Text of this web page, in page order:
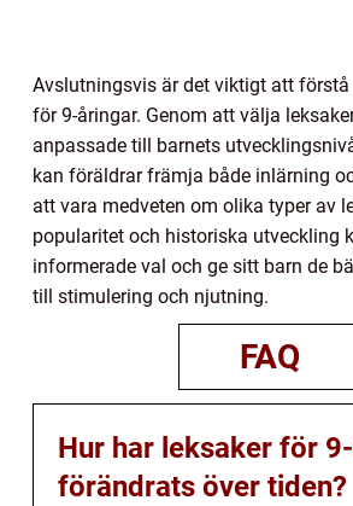
Avslutningsvis är det viktigt att förstå
för 9-åringar. Genom att välja
anpassade till barnets
kan föräldrar främja både inlärning
att vara medveten om olika typer av
popularitet och historiska utveckling
informerade val och ge sitt barn de
till stimulering och njutning.
FAQ
Hur har leksaker för
förändrats över tiden?